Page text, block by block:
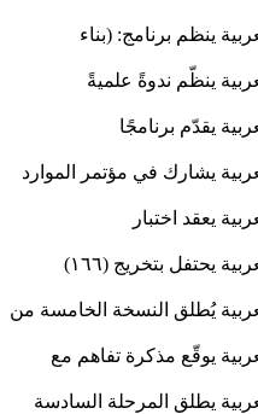
ينظم برنامج: (بناء
ينظّم ندوةً علميةً
يقدّم برنامجًا
يشارك في مؤتمر الموارد
يعقد اختبار
مجمع الملك سلمان العالمي للغة العربية يحتفل بتخريج (١٦٦)
يُطلق النسخة الخامسة من
يوقّع مذكرة تفاهم مع
يطلق المرحلة السادسة